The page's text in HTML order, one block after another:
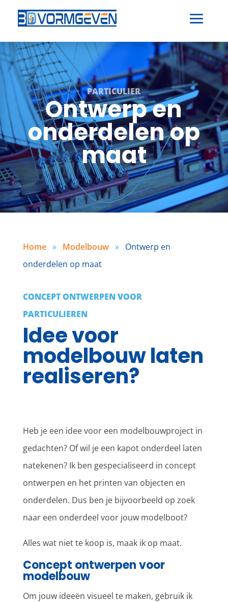
PARTICULIER
Ontwerp en
onderdelen op
maat
Home » Modelbouw » Ontwerp en
onderdelen op maat
CONCEPT ONTWERPEN VOOR
PARTICULIEREN
Idee voor
modelbouw laten
realiseren?
Heb je een idee voor een modelbouwproject in
gedachten? Of wil je een kapot onderdeel laten
natekenen? Ik ben gespecialiseerd in concept
ontwerpen en het printen van objecten en
onderdelen. Dus ben je bijvoorbeeld op zoek
naar een onderdeel voor jouw modelboot?
Alles wat niet te koop is, maak ik op maat.
Concept ontwerpen voor
modelbouw
Om jouw ideeën visueel te maken, gebruik ik